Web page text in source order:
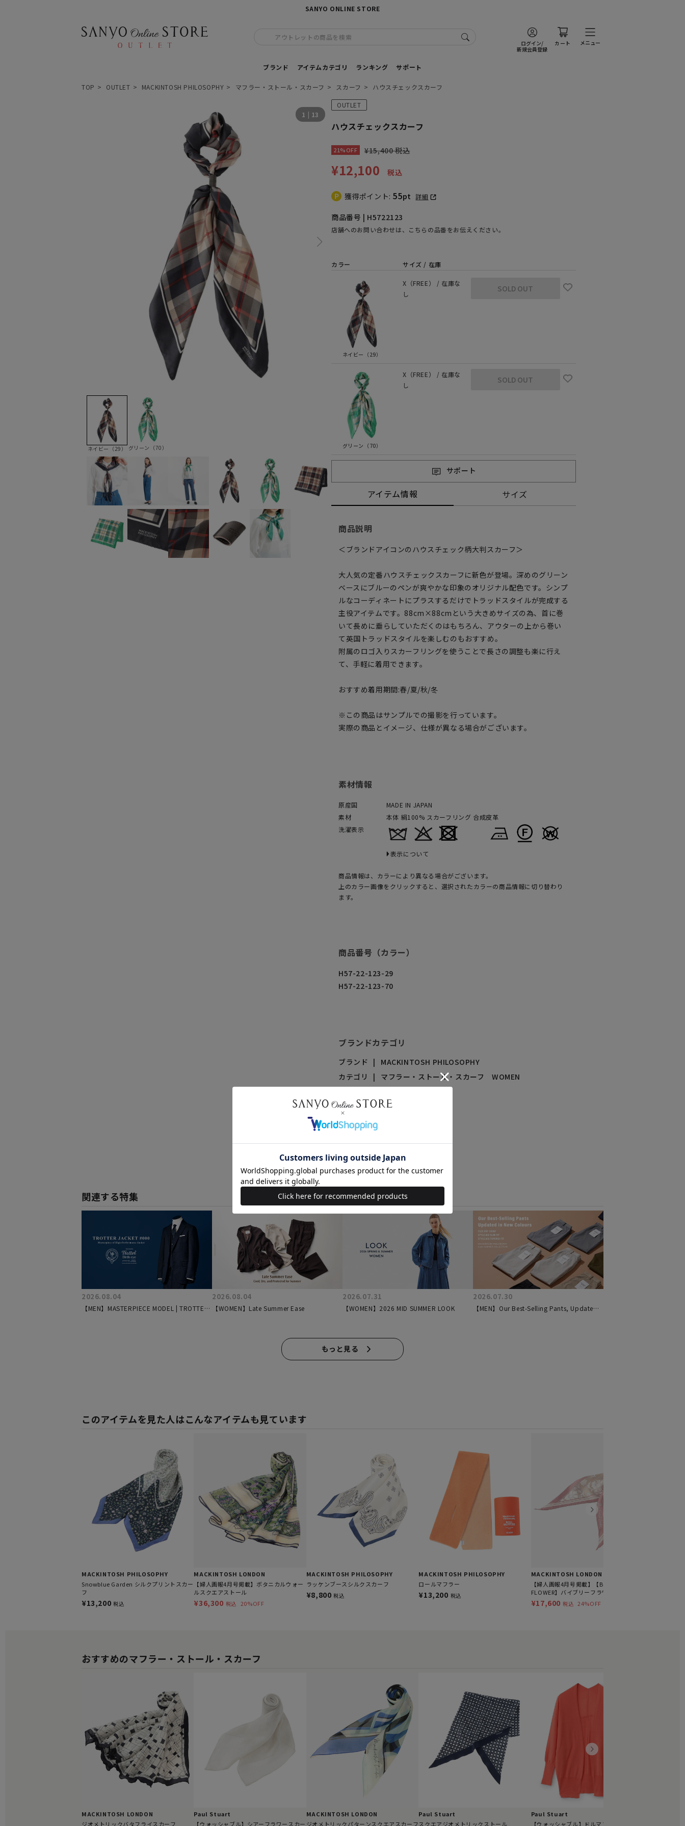
SANYO ONLINE STORE
アウトレットの商品を検索
ログイン/
新規会員登録
カート メニュー
ブランド アイテムカテゴリ ランキング サポート
TOP OUTLET MACKINTOSH PHILOSOPHY マフラー・ストール・スカーフ スカーフ ハウスチェックスカーフ
1 | 13
ネイビー（29） グリーン（70）
OUTLET
ハウスチェックスカーフ
21%OFF ¥15,400 税込
¥12,100 税込
獲得ポイント: 55pt 詳細
商品番号 | H5722123
店舗へのお問い合わせは、こちらの品番をお伝えください。
カラー サイズ / 在庫
ネイビー（29）
X（FREE） / 在庫な
し
SOLD OUT
グリーン（70）
X（FREE） / 在庫な
し
SOLD OUT
サポート
アイテム情報 サイズ
商品説明
＜ブランドアイコンのハウスチェック柄大判スカーフ＞
大人気の定番ハウスチェックスカーフに新色が登場。深めのグリーン
ベースにブルーのペンが爽やかな印象のオリジナル配色です。シンプ
ルなコーディネートにプラスするだけでトラッドスタイルが完成する
主役アイテムです。88cm×88cmという大きめサイズの為、首に巻
いて長めに垂らしていただくのはもちろん、アウターの上から巻い
て英国トラッドスタイルを楽しむのもおすすめ。
附属のロゴ入りスカーフリングを使うことで長さの調整も楽に行え
て、手軽に着用できます。
おすすめ着用期間:春/夏/秋/冬
※この商品はサンプルでの撮影を行っています。
実際の商品とイメージ、仕様が異なる場合がございます。
素材情報
原産国
MADE IN JAPAN
素材
本体 絹100% スカーフリング 合成皮革
洗濯表示
表示について
商品情報は、カラーにより異なる場合がございます。
上のカラー画像をクリックすると、選択されたカラーの商品情報に切り替わり
ます。
商品番号（カラー）
H57-22-123-29
H57-22-123-70
ブランドカテゴリ
ブランド
MACKINTOSH PHILOSOPHY
カテゴリ
マフラー・ストール・スカーフ WOMEN
SNSシェア
関連する特集
2026.08.04
【MEN】MASTERPIECE MODEL | TROTTER
2026.08.04
【WOMEN】Late Summer Ease
2026.07.31
【WOMEN】2026 MID SUMMER LOOK
2026.07.30
【MEN】Our Best-Selling Pants, Updated
もっと見る
このアイテムを見た人はこんなアイテムも見ています
MACKINTOSH PHILOSOPHY
Snowblue Garden シルクプリントスカー
フ
¥13,200 税込
MACKINTOSH LONDON
【婦人画報4月号掲載】ボタニカルウォー
ルスクエアストール
¥36,300 税込 20%OFF
MACKINTOSH PHILOSOPHY
ラッケンブースシルクスカーフ
¥8,800 税込
MACKINTOSH PHILOSOPHY
ロールマフラー
¥13,200 税込
MACKINTOSH LONDON
【婦人画報4月号掲載】【BIBURY
FLOWER】バイブリーフラワーミニダイ
ヤモンドシェイプスカーフ
¥17,600 税込 24%OFF
おすすめのマフラー・ストール・スカーフ
MACKINTOSH LONDON
ジオメトリックバタフライスカーフ
Paul Stuart
【ウォッシャブル】シアーフラワースカー
MACKINTOSH LONDON
ジオメトリックパターンスクエアスカーフ
Paul Stuart
スクエアジオメトリックストール
Paul Stuart
【ウォッシャブル】ドルマンカーデ